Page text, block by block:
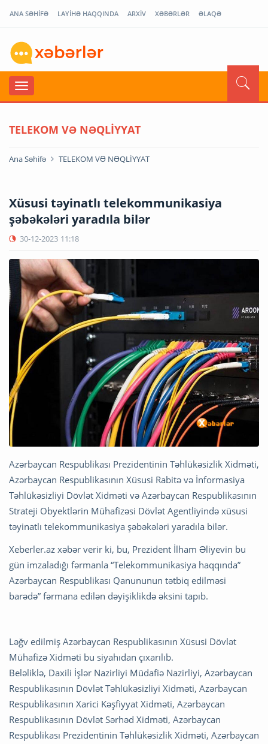
ANA SƏHİFƏ LAYİHƏ HAQQINDA ARXİV XƏBƏRLƏR ƏLAQƏ
TELEKOM VƏ NƏQLİYYAT
Ana Səhifə TELEKOM VƏ NƏQLİYYAT
Xüsusi təyinatlı telekommunikasiya
şəbəkələri yaradıla bilər
30-12-2023 11:18
Azərbaycan Respublikası Prezidentinin Təhlükəsizlik Xidməti,
Azərbaycan Respublikasının Xüsusi Rabitə və İnformasiya
Təhlükəsizliyi Dövlət Xidməti və Azərbaycan Respublikasının
Strateji Obyektlərin Mühafizəsi Dövlət Agentliyində xüsusi
təyinatlı telekommunikasiya şəbəkələri yaradıla bilər.
Xeberler.az xəbər verir ki, bu, Prezident İlham Əliyevin bu
gün imzaladığı fərmanla “Telekommunikasiya haqqında”
Azərbaycan Respublikası Qanununun tətbiq edilməsi
barədə” fərmana edilən dəyişiklikdə əksini tapıb.
Ləğv edilmiş Azərbaycan Respublikasının Xüsusi Dövlət
Mühafizə Xidməti bu siyahıdan çıxarılıb.
Beləliklə, Daxili İşlər Nazirliyi Müdafiə Nazirliyi, Azərbaycan
Respublikasının Dövlət Təhlükəsizliyi Xidməti, Azərbaycan
Respublikasının Xarici Kəşfiyyat Xidməti, Azərbaycan
Respublikasının Dövlət Sərhəd Xidməti, Azərbaycan
Respublikası Prezidentinin Təhlükəsizlik Xidməti, Azərbaycan